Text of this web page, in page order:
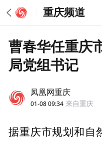
重庆频道
曹春华任重庆
局党组书记
凤凰网重庆
01-08 09:34 来自重庆
据重庆市规划和自